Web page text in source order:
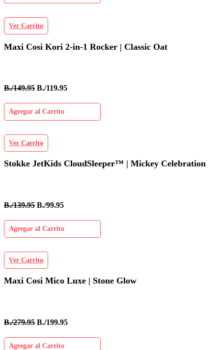
Ver Carrito
Maxi Cosi Kori 2-in-1 Rocker | Classic Oat
B./149.95 B./119.95
Agregar al Carrito
Ver Carrito
Stokke JetKids CloudSleeper™ | Mickey Celebration
B./139.95 B./99.95
Agregar al Carrito
Ver Carrito
Maxi Cosi Mico Luxe | Stone Glow
B./279.95 B./199.95
Agregar al Carrito